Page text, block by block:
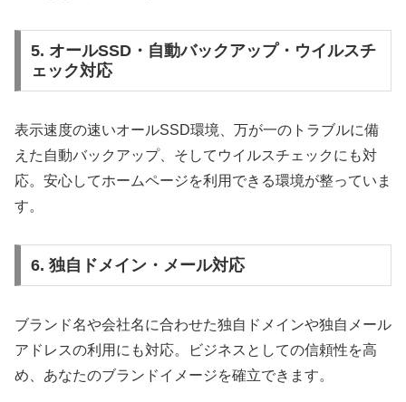
5. オールSSD・自動バックアップ・ウイルスチ
ェック対応
表示速度の速いオールSSD環境、万が一のトラブルに備
えた自動バックアップ、そしてウイルスチェックにも対
応。安心してホームページを利用できる環境が整っていま
す。
6. 独自ドメイン・メール対応
ブランド名や会社名に合わせた独自ドメインや独自メール
アドレスの利用にも対応。ビジネスとしての信頼性を高
め、あなたのブランドイメージを確立できます。